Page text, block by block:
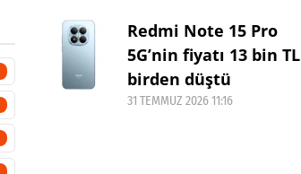
Redmi Note 15 Pro
5G’nin fiyatı 13 bin TL
birden düştü
31 TEMMUZ 2026 11:16